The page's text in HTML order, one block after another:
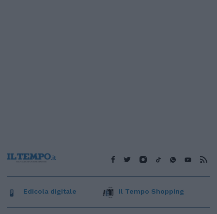
Edicola digitale Il Tempo Shopping